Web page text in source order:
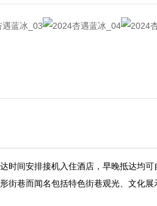
时间安排接机入住酒店，早晚抵达均
巷而闻名包括特色街巷观光、文化展